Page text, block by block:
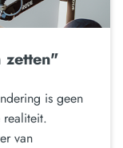
zetten"
is geen
van